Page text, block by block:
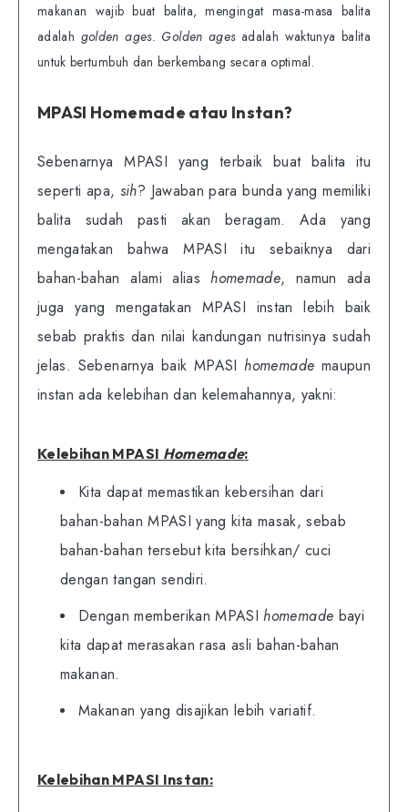
makanan wajib buat balita, mengingat masa-masa balita
adalah golden ages. Golden ages adalah waktunya balita
untuk bertumbuh dan berkembang secara optimal.
MPASI Homemade atau Instan?
Sebenarnya MPASI yang terbaik buat balita itu
seperti apa, sih? Jawaban para bunda yang memiliki
balita sudah pasti akan beragam. Ada yang
mengatakan bahwa MPASI itu sebaiknya dari
bahan-bahan alami aliashomemade, namun ada
juga yang mengatakan MPASI instan lebih baik
sebab praktis dan nilai kandungan nutrisinya sudah
jelas. Sebenarnya baik MPASIhomemade maupun
instan ada kelebihan dan kelemahannya, yakni:
Kelebihan MPASI Homemade:
Kita dapat memastikan kebersihan dari
bahan-bahan MPASI yang kita masak, sebab
bahan-bahan tersebut kita bersihkan/ cuci
dengan tangan sendiri.
Dengan memberikan MPASIhomemade bayi
kita dapat merasakan rasa asli bahan-bahan
makanan.
Makanan yang disajikan lebih variatif.
Kelebihan MPASI Instan: